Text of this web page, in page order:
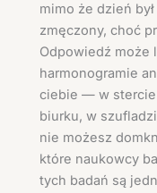
mimo że dzień
zmęczony, choć
Odpowiedź może
harmonogramie
ciebie — w stercie
biurku, w
nie możesz
które naukowcy
tych badań są